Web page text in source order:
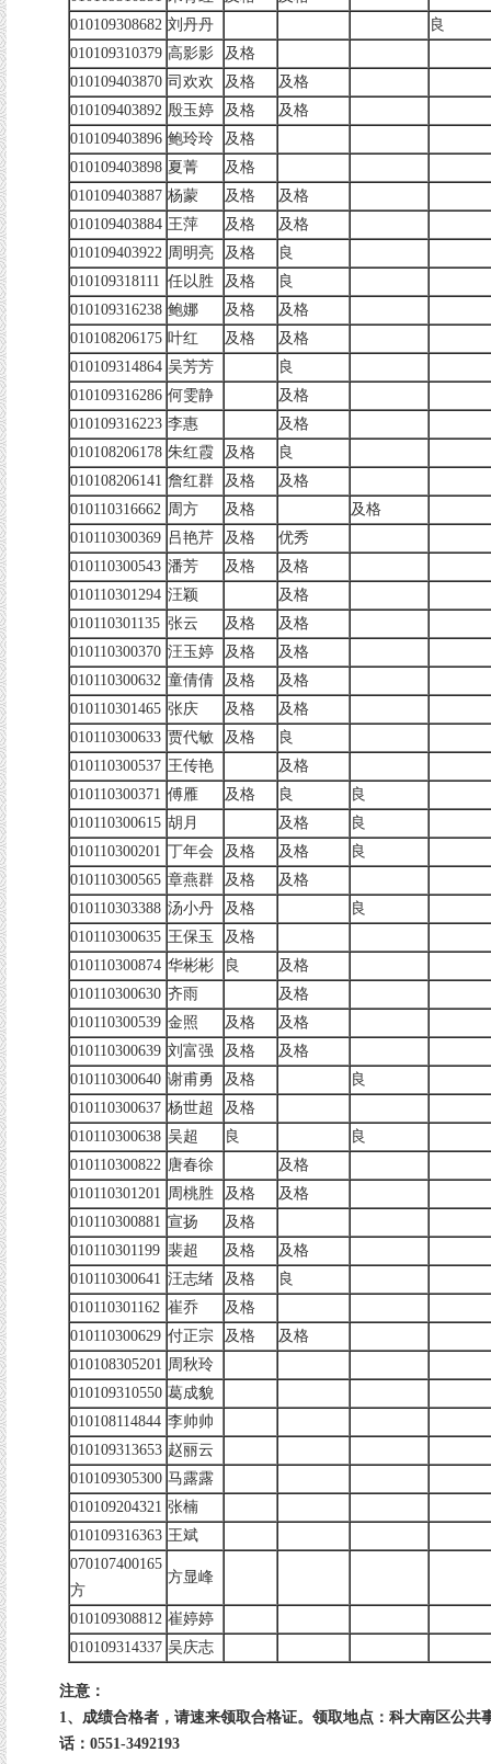
010109308682 刘丹丹
良
010109310379 高影影
及格
010109403870 司欢欢 及格
及格
010109403892 殷玉婷 及格
及格
010109403896 鲍玲玲
及格
010109403898 夏菁
及格
010109403887 杨蒙 及格
及格
010109403884 王萍 及格
及格
010109403922 周明亮 及格
良
010109318111 任以胜 及格
良
010109316238 鲍娜 及格
及格
010108206175 叶红 及格
及格
010109314864 吴芳芳
良
010109316286 何雯静
及格
010109316223 李惠
及格
010108206178 朱红霞 及格
良
010108206141 詹红群 及格
及格
010110316662 周方 及格
及格
010110300369 吕艳芹 及格
优秀
010110300543 潘芳 及格
及格
010110301294 汪颖
及格
010110301135 张云 及格
及格
010110300370 汪玉婷 及格
及格
010110300632 童倩倩 及格
及格
010110301465 张庆 及格
及格
010110300633 贾代敏 及格
良
010110300537 王传艳
及格
010110300371 傅雁 及格 良
良
010110300615 胡月 及格
良
010110300201 丁年会 及格 及格
良
010110300565 章燕群 及格
及格
010110303388 汤小丹 及格
良
010110300635 王保玉
及格
010110300874 华彬彬 良
及格
010110300630 齐雨
及格
010110300539 金照 及格
及格
010110300639 刘富强 及格
及格
010110300640 谢甫勇 及格
良
010110300637 杨世超
及格
010110300638 吴超 良
良
010110300822 唐春徐
及格
010110301201 周桃胜 及格
及格
010110300881 宣扬
及格
010110301199 裴超 及格
及格
010110300641 汪志绪 及格
良
010110301162 崔乔
及格
010110300629 付正宗 及格
及格
010108305201 周秋玲
010109310550 葛成貌
010108114844 李帅帅
010109313653 赵丽云
010109305300 马露露
010109204321 张楠
010109316363 王斌
070107400165
方
方显峰
010109308812 崔婷婷
010109314337 吴庆志
注意：
1、成绩合格者，请速来领取合格证。领取地点：科大南区公共
话：0551-3492193